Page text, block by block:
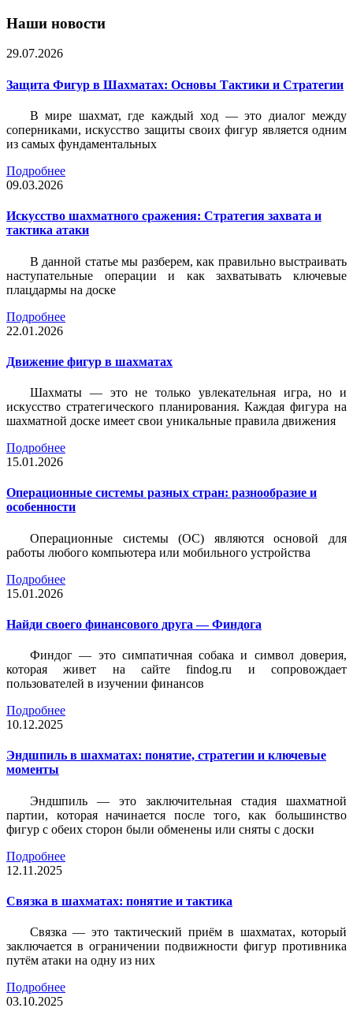
Наши новости
29.07.2026
Защита Фигур в Шахматах: Основы Тактики и Стратегии
В мире шахмат, где каждый ход — это диалог между
соперниками, искусство защиты своих фигур является одним
из самых фундаментальных
Подробнее
09.03.2026
Искусство шахматного сражения: Стратегия захвата и
тактика атаки
В данной статье мы разберем, как правильно выстраивать
наступательные операции и как захватывать ключевые
плацдармы на доске
Подробнее
22.01.2026
Движение фигур в шахматах
Шахматы — это не только увлекательная игра, но и
искусство стратегического планирования. Каждая фигура на
шахматной доске имеет свои уникальные правила движения
Подробнее
15.01.2026
Операционные системы разных стран: разнообразие и
особенности
Операционные системы (ОС) являются основой для
работы любого компьютера или мобильного устройства
Подробнее
15.01.2026
Найди своего финансового друга — Финдога
Финдог — это симпатичная собака и символ доверия,
которая живет на сайте findog.ru и сопровождает
пользователей в изучении финансов
Подробнее
10.12.2025
Эндшпиль в шахматах: понятие, стратегии и ключевые
моменты
Эндшпиль — это заключительная стадия шахматной
партии, которая начинается после того, как большинство
фигур с обеих сторон были обменены или сняты с доски
Подробнее
12.11.2025
Связка в шахматах: понятие и тактика
Связка — это тактический приём в шахматах, который
заключается в ограничении подвижности фигур противника
путём атаки на одну из них
Подробнее
03.10.2025